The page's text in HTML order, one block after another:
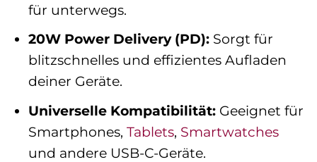
für unterwegs.
20W Power Delivery (PD): Sorgt für
blitzschnelles und effizientes Aufladen
deiner Geräte.
Universelle Kompatibilität: Geeignet für
Smartphones,Tablets, Smartwatches
und andere USB-C-Geräte.